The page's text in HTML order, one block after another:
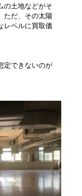
の土地などがそ
ただ、その太陽
レベルに買取価
定できないのが